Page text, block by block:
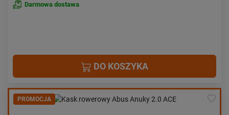
Darmowa dostawa
DO KOSZYKA
PROMOCJA